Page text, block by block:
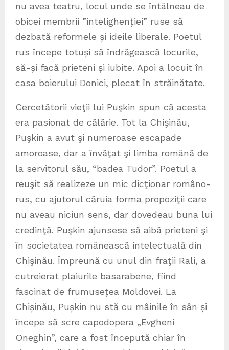
nu avea teatru, locul unde se întâlneau de
obicei membrii ”intelighenției” ruse să
dezbată reformele și ideile liberale. Poetul
rus începe totuși să îndrăgească locurile,
să-și facă prieteni și iubite. Apoi a locuit în
casa boierului Donici, plecat în străinătate.
Cercetătorii vieţii lui Puşkin spun că acesta
era pasionat de călărie. Tot la Chişinău,
Puşkin a avut şi numeroase escapade
amoroase, dar a învăţat şi limba română de
la servitorul său, “badea Tudor”. Poetul a
reuşit să realizeze un mic dicţionar româno-
rus, cu ajutorul căruia forma propoziţii care
nu aveau niciun sens, dar dovedeau buna lui
credinţă. Puşkin ajunsese să aibă prieteni şi
în societatea românească intelectuală din
Chişinău. Împreună cu unul din fraţii Rali, a
cutreierat plaiurile basarabene, fiind
fascinat de frumusețea Moldovei. La
Chișinău, Pușkin nu stă cu mâinile în sân și
începe să scre capodopera „Evgheni
Oneghin”, care a fost începută chiar în